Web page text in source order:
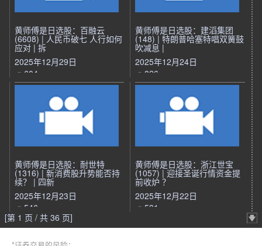
黄师傅是日选股：百融云
(6608) | 人民币破七 人行如何
应对 | 拆
2025年12月29日
604
黄师傅是日选股：建滔集团
(148) | 特朗普哈塞特唱双簧鼓
吹减息 |
2025年12月24日
826
黄师傅是日选股：耐世特
(1316) | 新消费股升势能否持
续？ | 四新
2025年12月23日
546
黄师傅是日选股：浙江世宝
(1057) | 迎接圣诞行情资金提
前收炉 ？
2025年12月22日
531
[第 1 页 / 共 36 页]